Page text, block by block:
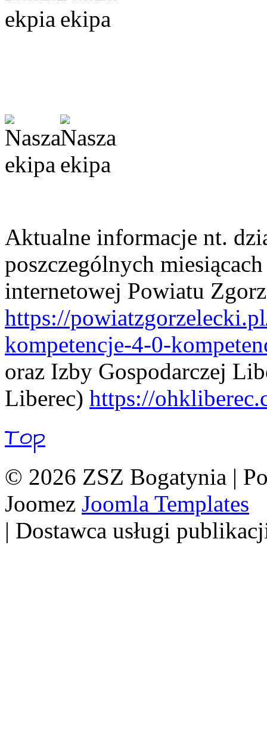
Aktualne informacje nt.
poszczególnych
internetowej Powiatu
https://
kompetencje-4-0-
oraz Izby Gospodarczej
Liberec) https://
Top
© 2026 ZSZ Bogatynia |
Joomez Joomla Templates
| Dostawca usługi